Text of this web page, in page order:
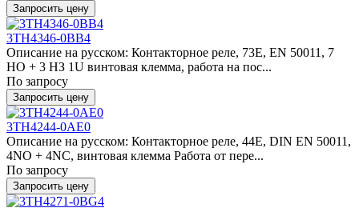
Запросить цену
3TH4346-0BB4
Описание на русском: Контакторное реле, 73E, EN 50011, 7
НО + 3 НЗ 1U винтовая клемма, работа на пос...
По запросу
Запросить цену
3TH4244-0AE0
Описание на русском: Контакторное реле, 44E, DIN EN 50011,
4NO + 4NC, винтовая клемма Работа от пере...
По запросу
Запросить цену